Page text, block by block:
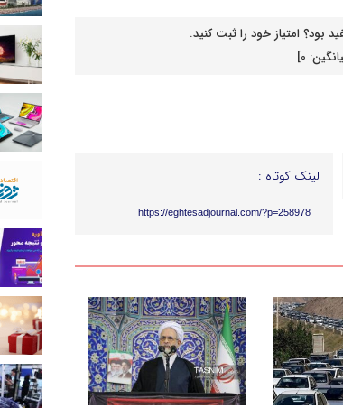
بود؟ امتیاز خود را ثبت کنید.
0
]
لینک کوتاه :
https://eghtesadjournal.com/?p=258978